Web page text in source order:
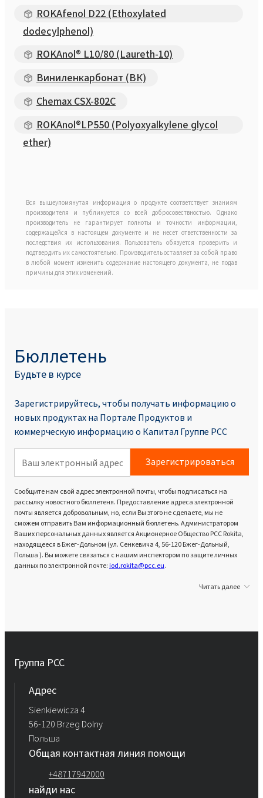
ROKAfenol D22 (Ethoxylated
dodecylphenol)
ROKAnol® L10/80 (Laureth-10)
Виниленкарбонат (ВК)
Chemax CSX-802C
ROKAnol®LP550 (Polyoxyalkylene glycol
ether)
Вся вышеупомянутая информация о продукте соответствует знаниям
производителя и публикуется со всей добросовествностью. Однако
производитель не гарантирует полноты и точности информации,
содержащейся в настоящем документе и не несет ответственности за
последствия их использования. Пользователь обязуется проверить и
подтвердить их самостоятельно. Производитель оставляет за собой право
в любой момент изменить содержание настоящего документа, не подав
причины для этих изменений.
Бюллетень
Будьте в курсе
Зарегистрируйтесь, чтобы получать информацию о
новых продуктах на Портале Продуктoв и
коммерческую информацию о Капитал Группе PCC
Зарегистрироваться
Сообщите нам свой адрес электронной почты, чтобы подписаться на
рассылку новостного бюллетеня. Предоставление адреса электронной
почты является добровольным, но, если Вы этого не сделаете, мы не
сможем отправить Вам информационный бюллетень. Администратором
Ваших персональных данных является Акционерное Общество PCC Rokita,
находящееся в Бжег-Дольном (ул. Сенкевича 4, 56-120 Бжег-Дольный,
Польша ). Вы можете связаться с нашим инспектором по защите личных
данных по электронной почте:iod.rokita@pcc.eu.
Читать далее
Группа PCC
Aдрес
Sienkiewicza 4
56-120 Brzeg Dolny
Польша
Общая контактная линия помощи
+48717942000
найди нас